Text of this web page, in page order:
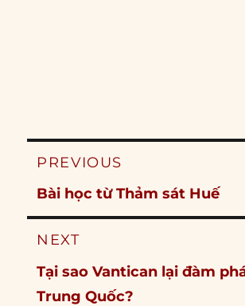
Post
PREVIOUS
Previous
post:
Bài học từ Thảm sát Huế
NEXT
Next
post:
Tại sao Vantican lại đàm
Trung Quốc?